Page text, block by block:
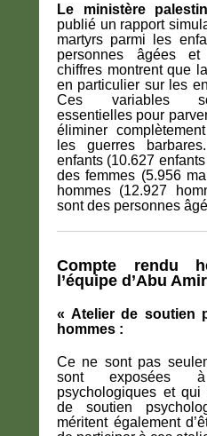
Le ministère
publié un rapport
martyrs parmi les
personnes âgées
chiffres montrent que
en particulier sur les
Ces variables
essentielles pour
éliminer
les guerres
enfants (10.627
des femmes (5.956
hommes (12.927
sont des personnes
Compte rendu
l’équipe d’Abu
« Atelier de soutien
hommes :
Ce ne sont pas
sont exposées
psychologiques et qui
de soutien
méritent également